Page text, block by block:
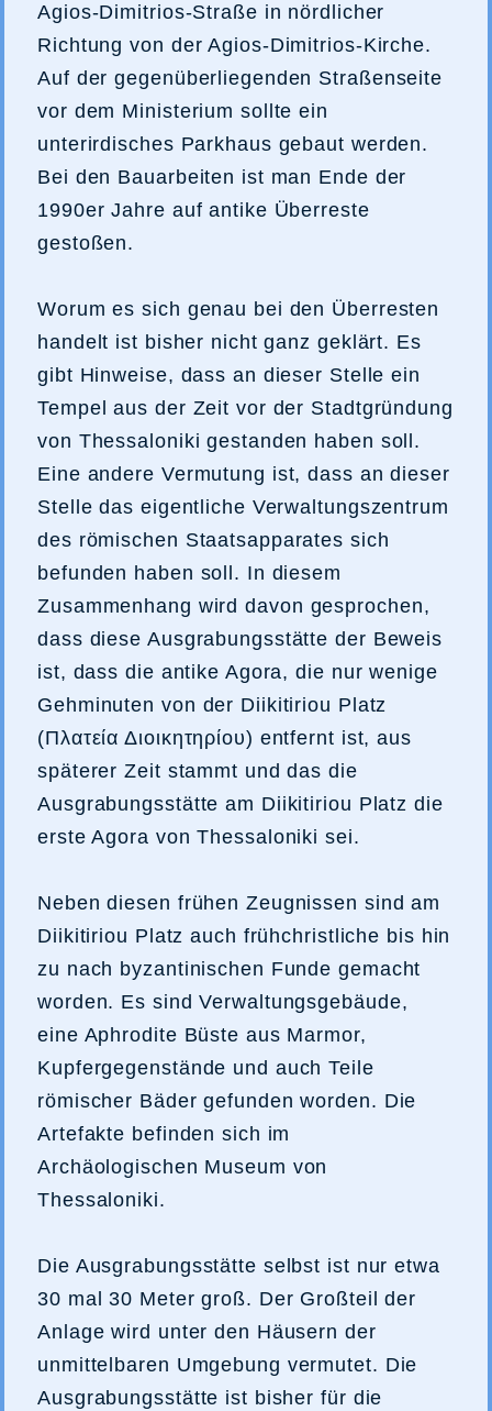
Agios-Dimitrios-Straße in nördlicher
Richtung von der Agios-Dimitrios-Kirche.
Auf der gegenüberliegenden Straßenseite
vor dem Ministerium sollte ein
unterirdisches Parkhaus gebaut werden.
Bei den Bauarbeiten ist man Ende der
1990er Jahre auf antike Überreste
gestoßen.
Worum es sich genau bei den Überresten
handelt ist bisher nicht ganz geklärt. Es
gibt Hinweise, dass an dieser Stelle ein
Tempel aus der Zeit vor der Stadtgründung
von Thessaloniki gestanden haben soll.
Eine andere Vermutung ist, dass an dieser
Stelle das eigentliche Verwaltungszentrum
des römischen Staatsapparates sich
befunden haben soll. In diesem
Zusammenhang wird davon gesprochen,
dass diese Ausgrabungsstätte der Beweis
ist, dass die antike Agora, die nur wenige
Gehminuten von der Diikitiriou Platz
(Πλατεία Διοικητηρίου) entfernt ist, aus
späterer Zeit stammt und das die
Ausgrabungsstätte am Diikitiriou Platz die
erste Agora von Thessaloniki sei.
Neben diesen frühen Zeugnissen sind am
Diikitiriou Platz auch frühchristliche bis hin
zu nach byzantinischen Funde gemacht
worden. Es sind Verwaltungsgebäude,
eine Aphrodite Büste aus Marmor,
Kupfergegenstände und auch Teile
römischer Bäder gefunden worden. Die
Artefakte befinden sich im
Archäologischen Museum von
Thessaloniki.
Die Ausgrabungsstätte selbst ist nur etwa
30 mal 30 Meter groß. Der Großteil der
Anlage wird unter den Häusern der
unmittelbaren Umgebung vermutet. Die
Ausgrabungsstätte ist bisher für die